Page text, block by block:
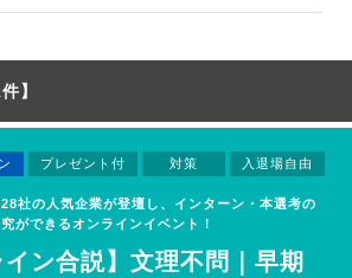
】
プレゼント付 対策 入退場自由
社の人気企業が登壇し、インターン・本選考の
ができるオンラインイベント！
イン合説】文理不問｜早期